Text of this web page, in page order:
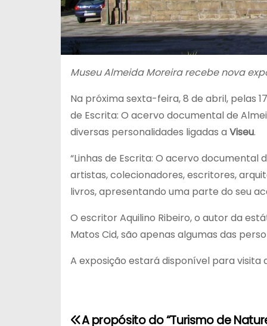
Museu Almeida Moreira recebe nova
Na próxima sexta-feira, 8 de abril, pelas
de Escrita: O acervo documental de
diversas personalidades ligadas a Viseu.
“Linhas de Escrita: O acervo documental
artistas, colecionadores, escritores,
livros, apresentando uma parte do seu
O escritor Aquilino Ribeiro, o autor da
Matos Cid, são apenas algumas das
A exposição estará disponível para visita
NA propósito do “Turismo de